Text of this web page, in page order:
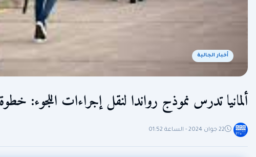
أخبار الجالية
ألمانيا تدرس نموذج رواندا لنقل إجراءات اللجوء:
22 جوان 2024 - الساعة 01:52